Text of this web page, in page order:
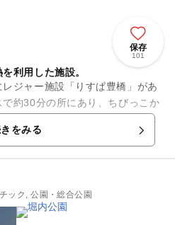
保存
101
利用した施設。
ジャー施設「りすぱ豊橋」があ
約30分の所にあり、ちびっこか
内・屋外それぞれにある浴場、
をみる
ック, 公園・総合公園